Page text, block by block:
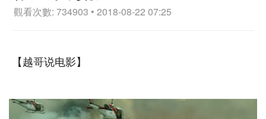
觀看次數: 734903 • 2018-08-22 07:25
【越哥说电影】